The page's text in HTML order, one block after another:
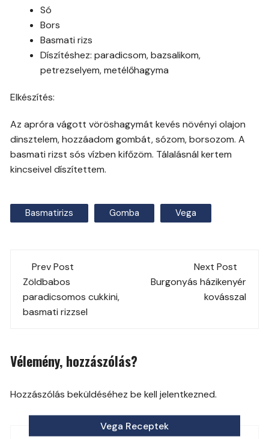
Só
Bors
Basmati rizs
Díszítéshez: paradicsom, bazsalikom,
petrezselyem, metélőhagyma
Elkészítés:
Az apróra vágott vöröshagymát kevés növényi olajon
dinsztelem, hozzáadom gombát, sózom, borsozom. A
basmati rizst sós vízben kifőzöm. Tálalásnál kertem
kincseivel díszítettem.
Basmatirizs Gomba Vega
Post
navigation
Prev Post
Zöldbabos
paradicsomos cukkini,
basmati rizzsel
Next Post
Burgonyás házikenyér
kovásszal
Vélemény, hozzászólás?
Hozzászólás beküldéséhez be kell jelentkezned.
Vega Receptek